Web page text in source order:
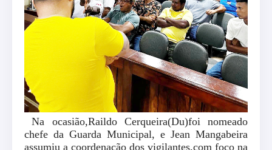
Na ocasião,Raildo Cerqueira(Du)foi nomeado
chefe da Guarda Municipal, e Jean Mangabeira
assumiu a coordenação dos vigilantes,com foco na